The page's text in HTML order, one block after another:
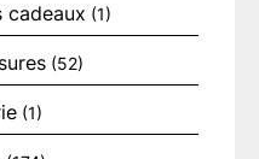
cadeaux (1)
(52)
(1)